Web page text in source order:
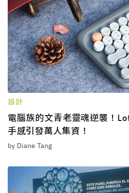
設計
電腦族的文青老靈魂逆襲！
手感引發萬人集資！
by Diane Tang